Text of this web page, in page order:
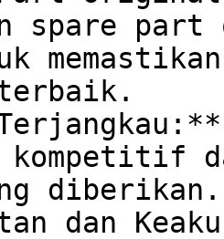
spare
memastikan
terbaik.
kompetitif
dan